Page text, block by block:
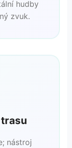
hudby
zvuk.
nástroj